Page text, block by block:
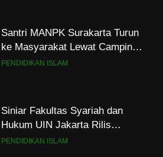
Santri MANPK Surakarta Turun
ke Masyarakat Lewat Camping
Dakwah Ramadan
PENDIDIKAN ISLAM
Siniar Fakultas Syariah dan
Hukum UIN Jakarta Rilis
Program Fikih Genzi Selama
PENDIDIKAN ISLAM